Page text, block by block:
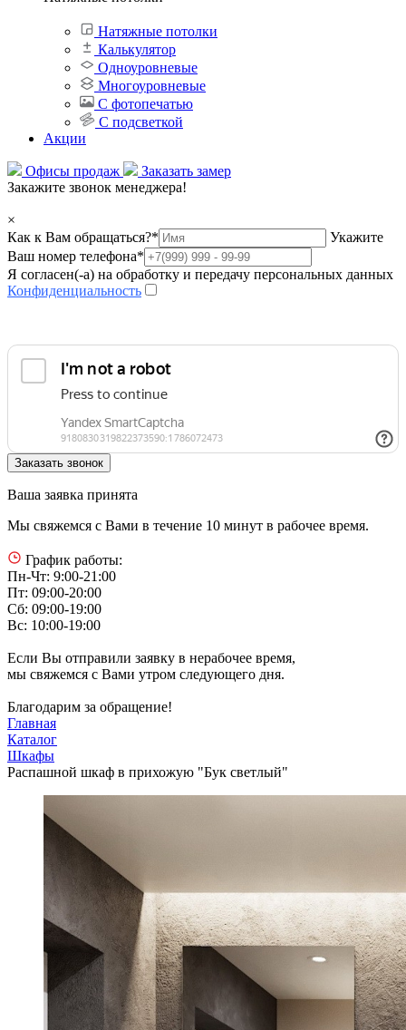
Натяжные потолки
Калькулятор
Одноуровневые
Многоуровневые
С фотопечатью
С подсветкой
Акции
Офисы продаж
Заказать замер
Закажите звонок менеджера!
×
Как к Вам обращаться?*
Укажите
Ваш номер телефона*
Я согласен(-а) на обработку и передачу персональных данных
Конфиденциальность
Ваша заявка принята
Мы свяжемся с Вами в течение 10 минут в рабочее время.
График работы:
Пн-Чт: 9:00-21:00
Пт: 09:00-20:00
Сб: 09:00-19:00
Вс: 10:00-19:00
Если Вы отправили заявку в нерабочее время,
мы свяжемся с Вами утром следующего дня.
Благодарим за обращение!
Главная
Каталог
Шкафы
Распашной шкаф в прихожую "Бук светлый"